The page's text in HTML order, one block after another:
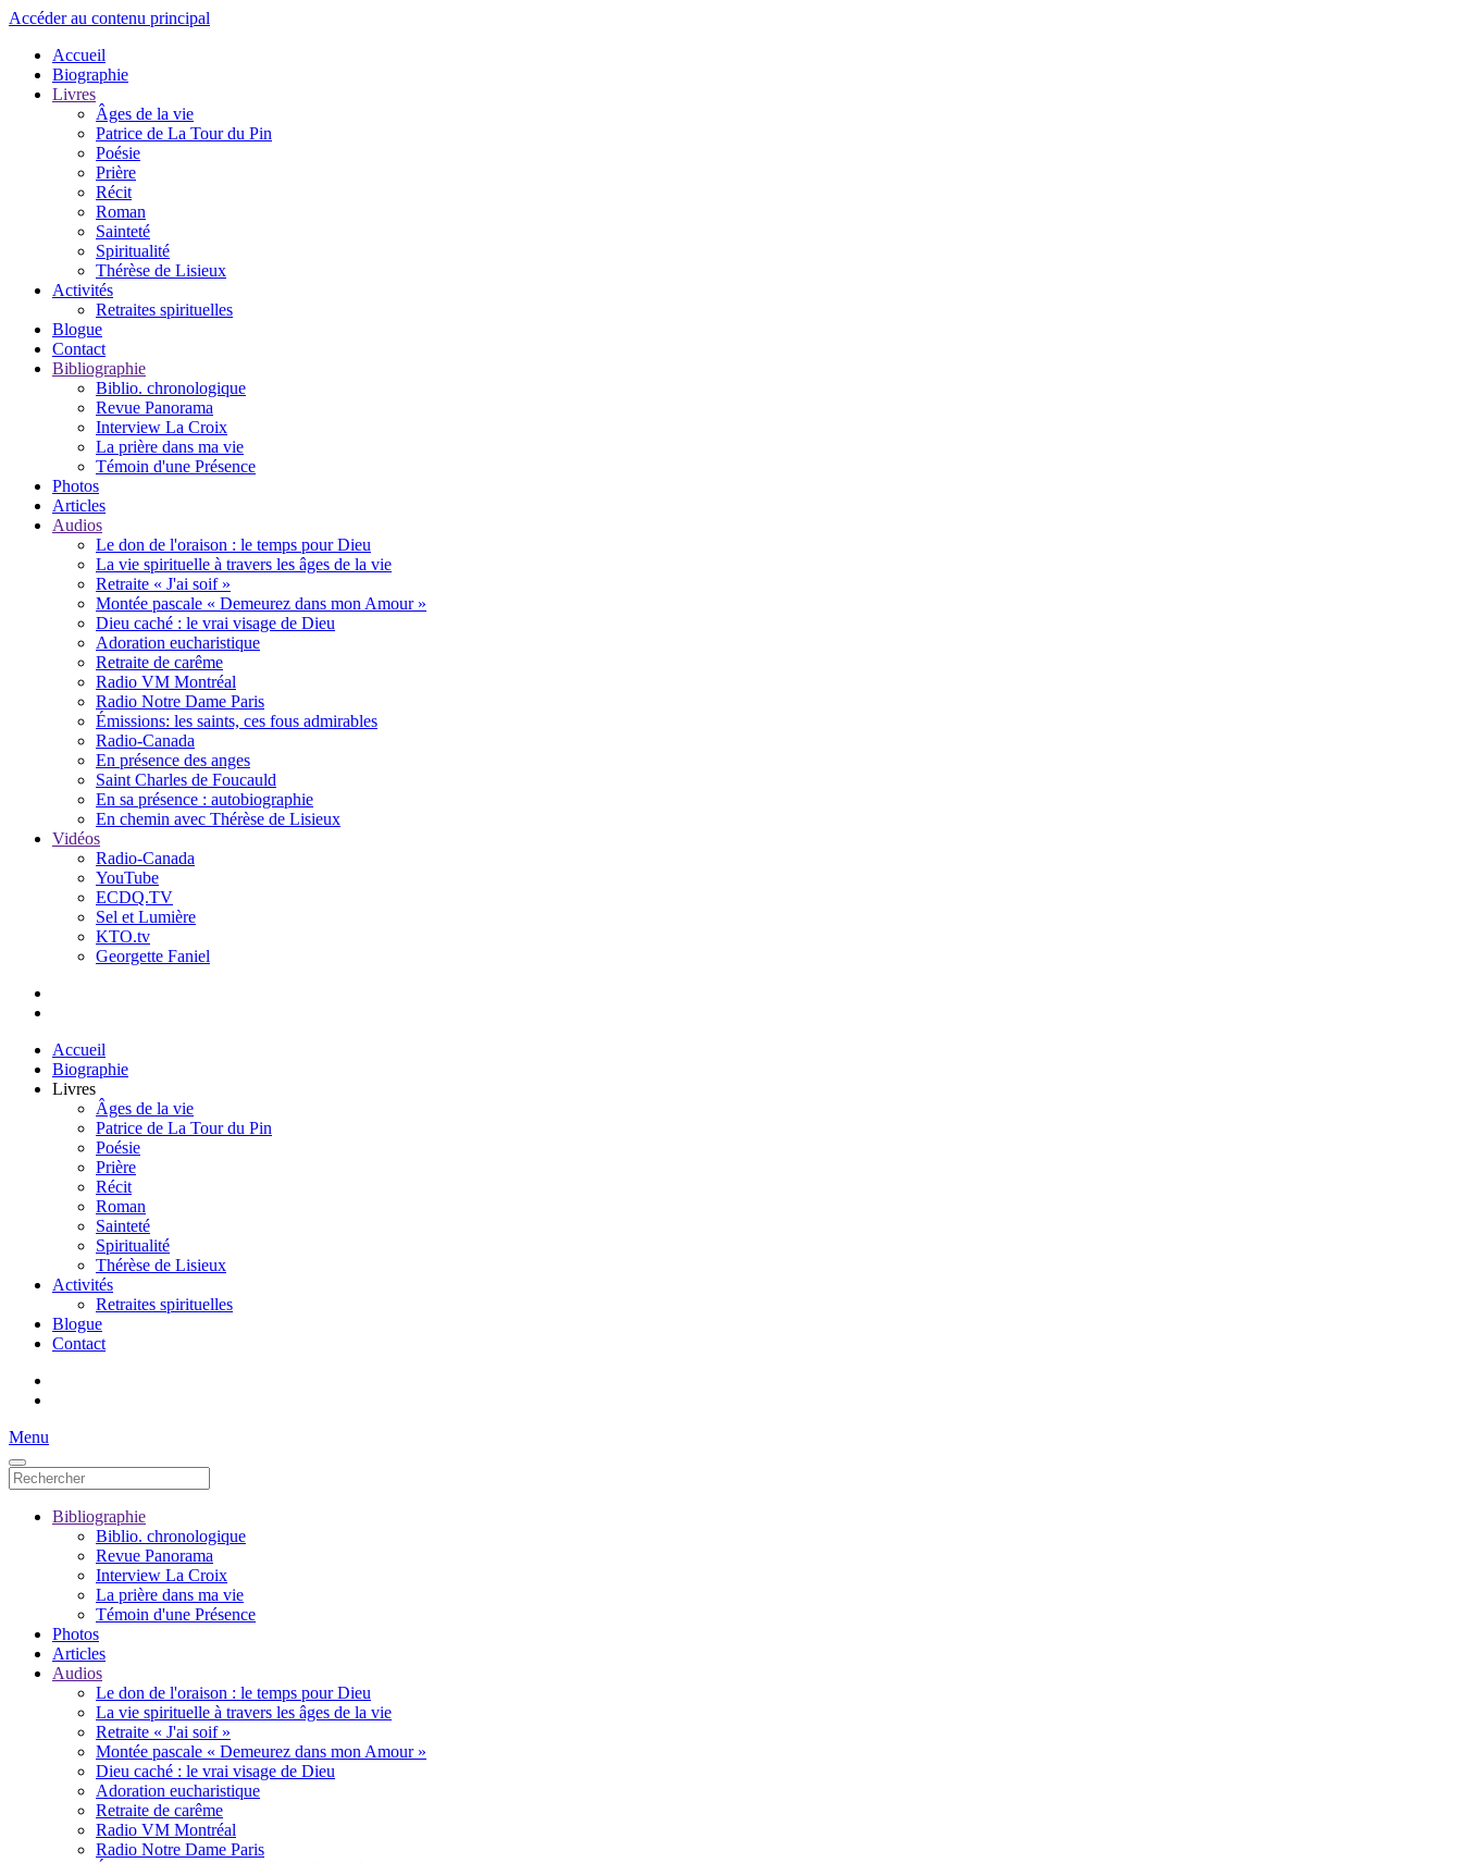
Accéder au contenu principal
Accueil
Biographie
Livres
Âges de la vie
Patrice de La Tour du Pin
Poésie
Prière
Récit
Roman
Sainteté
Spiritualité
Thérèse de Lisieux
Activités
Retraites spirituelles
Blogue
Contact
Bibliographie
Biblio. chronologique
Revue Panorama
Interview La Croix
La prière dans ma vie
Témoin d'une Présence
Photos
Articles
Audios
Le don de l'oraison : le temps pour Dieu
La vie spirituelle à travers les âges de la vie
Retraite « J'ai soif »
Montée pascale « Demeurez dans mon Amour »
Dieu caché : le vrai visage de Dieu
Adoration eucharistique
Retraite de carême
Radio VM Montréal
Radio Notre Dame Paris
Émissions: les saints, ces fous admirables
Radio-Canada
En présence des anges
Saint Charles de Foucauld
En sa présence : autobiographie
En chemin avec Thérèse de Lisieux
Vidéos
Radio-Canada
YouTube
ECDQ.TV
Sel et Lumière
KTO.tv
Georgette Faniel
Accueil
Biographie
Livres
Âges de la vie
Patrice de La Tour du Pin
Poésie
Prière
Récit
Roman
Sainteté
Spiritualité
Thérèse de Lisieux
Activités
Retraites spirituelles
Blogue
Contact
Menu
Bibliographie
Biblio. chronologique
Revue Panorama
Interview La Croix
La prière dans ma vie
Témoin d'une Présence
Photos
Articles
Audios
Le don de l'oraison : le temps pour Dieu
La vie spirituelle à travers les âges de la vie
Retraite « J'ai soif »
Montée pascale « Demeurez dans mon Amour »
Dieu caché : le vrai visage de Dieu
Adoration eucharistique
Retraite de carême
Radio VM Montréal
Radio Notre Dame Paris